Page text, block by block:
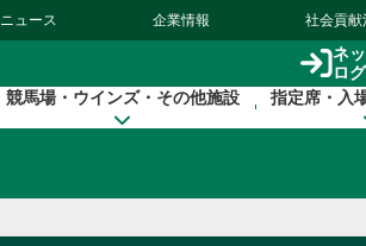
ニュース 企業情報 社会貢献
ネ
ロ
競馬場・ウインズ・その他施設 指定席・入